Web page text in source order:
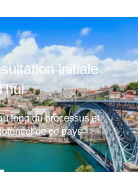
initiale
long du processus et
de ce pays